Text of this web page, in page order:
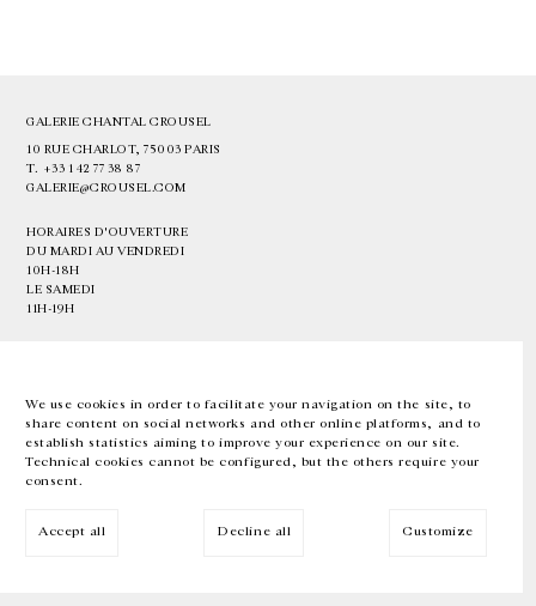
We use cookies in order to facilitate your navigation on the site, to
share content on social networks and other online platforms, and to
establish statistics aiming to improve your experience on our site.
Technical cookies cannot be configured, but the others require your
consent.
Accept all Decline all Customize
GALERIE CHANTAL CROUSEL
10 RUE CHARLOT, 75003 PARIS
T. +33 1 42 77 38 87
GALERIE@CROUSEL.COM
HORAIRES D'OUVERTURE
DU MARDI AU VENDREDI
10H-18H
LE SAMEDI
11H-19H
EN FR 中文 Facebook Instagram
Inscrivez-vous à notre newsletter